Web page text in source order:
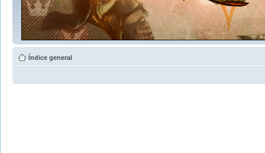
Índice general